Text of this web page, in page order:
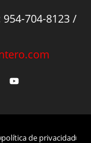
954-704-8123 /
política de privacidad